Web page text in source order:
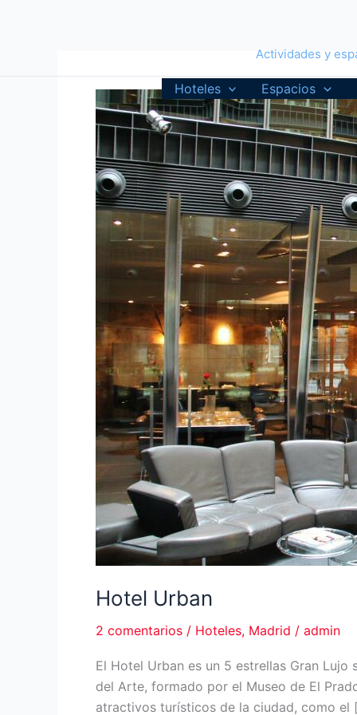
Actividades y
Hoteles Espacios
Hotel Urban
2 comentarios / Hoteles, Madrid / admin
El Hotel Urban es un 5 estrellas Gran
del Arte, formado por el Museo de El
atractivos turísticos de la ciudad, como el